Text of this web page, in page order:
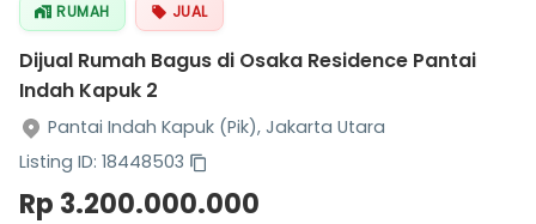
RUMAH JUAL
Dijual Rumah Bagus di Osaka Residence Pantai
Indah Kapuk 2
Pantai Indah Kapuk (Pik), Jakarta Utara
Listing ID: 18448503
Rp 3.200.000.000